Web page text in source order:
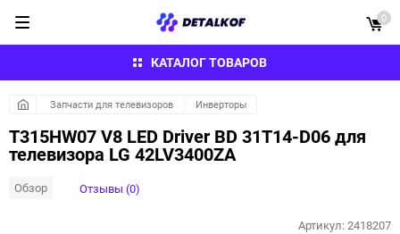
КАТАЛОГ ТОВАРОВ
0
Запчасти для телевизоров Инверторы
T315HW07 V8 LED Driver BD 31T14-D06 для
телевизора LG 42LV3400ZA
Обзор Отзывы (0)
Артикул:2418207